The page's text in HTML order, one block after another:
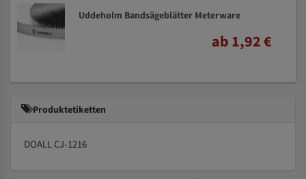
Uddeholm Bandsägeblätter Meterware
ab 1,92 €
Produktetiketten
DOALL CJ-1216